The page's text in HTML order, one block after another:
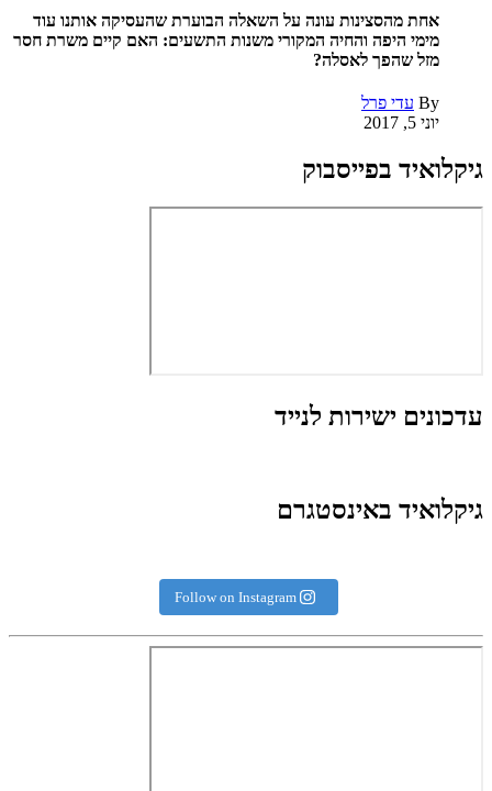
אחת מהסצינות עונה על השאלה הבוערת שהעסיקה אותנו עוד
מימי היפה והחיה המקורי משנות התשעים: האם קיים משרת חסר
מזל שהפך לאסלה?
By עדי פרל
יוני 5, 2017
גיקלואיד בפייסבוק
עדכונים ישירות לנייד
גיקלואיד באינסטגרם
Follow on Instagram